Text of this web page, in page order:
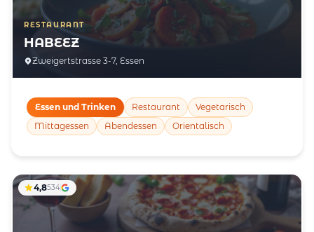
RESTAURANT
HABEEZ
Zweigertstrasse 3-7, Essen
Essen und Trinken Restaurant
Vegetarisch
Mittagessen
Abendessen Orientalisch
4,8534